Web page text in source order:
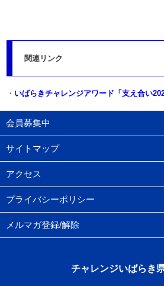
関連リンク
・ いばらきチャレンジアワード「支え合い
会員募集中
サイトマップ
アクセス
プライバシーポリシー
メルマガ登録/解除
チャレンジいばらき